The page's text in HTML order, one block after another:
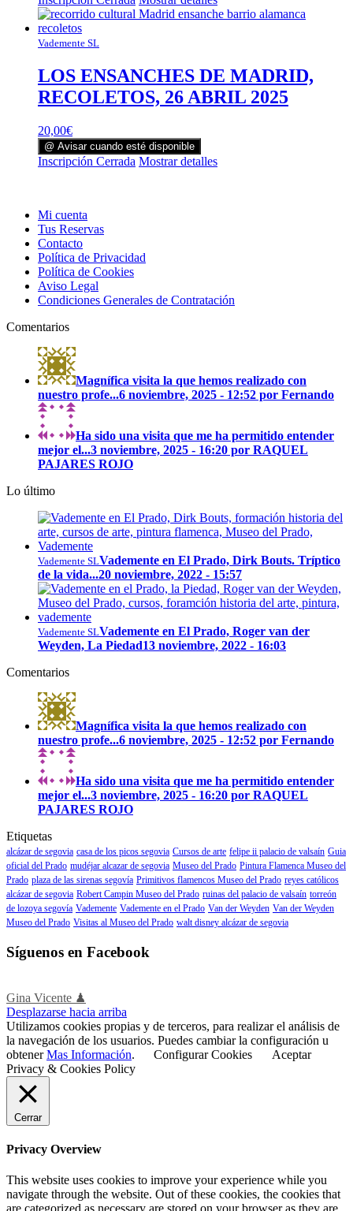
Vademente SL
LOS ENSANCHES DE MADRID,
RECOLETOS, 26 ABRIL 2025
20,00€
@ Avisar cuando esté disponible
Inscripción Cerrada Mostrar detalles
Mi cuenta
Tus Reservas
Contacto
Política de Privacidad
Política de Cookies
Aviso Legal
Condiciones Generales de Contratación
Comentarios
Magnífica visita la que hemos realizado con
nuestro profe...6 noviembre, 2025 - 12:52 por Fernando
Ha sido una visita que me ha permitido entender
mejor el...3 noviembre, 2025 - 16:20 por RAQUEL
PAJARES ROJO
Lo último
Vademente SLVademente en El Prado, Dirk Bouts. Tríptico
de la vida...20 noviembre, 2022 - 15:57
Vademente SLVademente en El Prado, Roger van der
Weyden, La Piedad13 noviembre, 2022 - 16:03
Comentarios
Magnífica visita la que hemos realizado con
nuestro profe...6 noviembre, 2025 - 12:52 por Fernando
Ha sido una visita que me ha permitido entender
mejor el...3 noviembre, 2025 - 16:20 por RAQUEL
PAJARES ROJO
Etiquetas
alcázar de segovia casa de los picos segovia Cursos de arte felipe ii palacio de valsaín Guia
oficial del Prado mudéjar alcazar de segovia Museo del Prado Pintura Flamenca Museo del
Prado plaza de las sirenas segovía Primitivos flamencos Museo del Prado reyes católicos
alcázar de segovia Robert Campin Museo del Prado ruinas del palacio de valsaín torreón
de lozoya segovía Vademente Vademente en el Prado Van der Weyden Van der Weyden
Museo del Prado Visitas al Museo del Prado walt disney alcázar de segovia
Síguenos en Facebook
Gina Vicente ♟
Desplazarse hacia arriba
Utilizamos cookies propias y de terceros, para realizar el análisis de
la navegación de los usuarios. Puedes cambiar la configuración u
obtenerMas Información. Configurar Cookies
Aceptar
Privacy & Cookies Policy
Cerrar
Privacy Overview
This website uses cookies to improve your experience while you
navigate through the website. Out of these cookies, the cookies that